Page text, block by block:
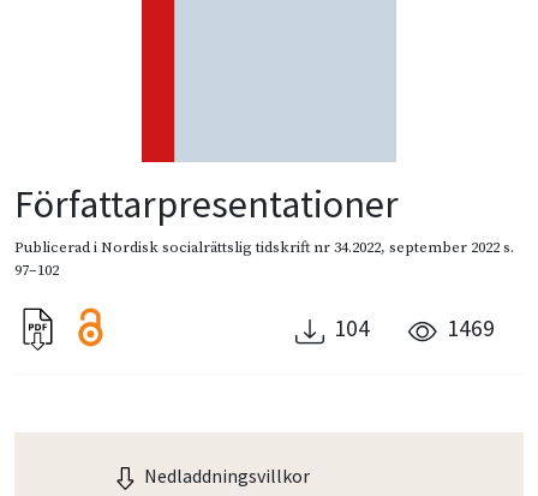
Författarpresentationer
Publicerad iNordisk socialrättslig tidskrift nr 34.2022, september 2022s.
97–102
104 1469
Nedladdningsvillkor